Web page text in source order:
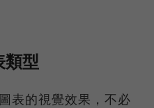
類型
表的視覺效果，不必